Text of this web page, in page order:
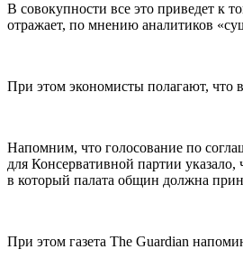
В совокупности все это приведет к
отражает, по мнению аналитиков
При этом экономисты полагают, что
Напомним, что голосование по
для Консервативной партии
в который палата общин должна
При этом газета The Guardian